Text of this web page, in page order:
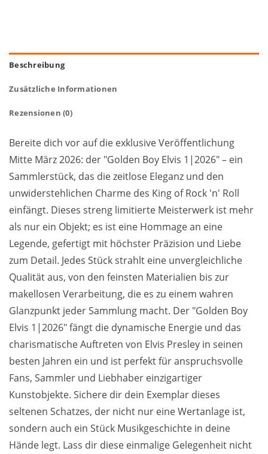
Beschreibung
Zusätzliche Informationen
Rezensionen (0)
Bereite dich vor auf die exklusive Veröffentlichung
Mitte März 2026: der "Golden Boy Elvis 1|2026" – ein
Sammlerstück, das die zeitlose Eleganz und den
unwiderstehlichen Charme des King of Rock 'n' Roll
einfängt. Dieses streng limitierte Meisterwerk ist mehr
als nur ein Objekt; es ist eine Hommage an eine
Legende, gefertigt mit höchster Präzision und Liebe
zum Detail. Jedes Stück strahlt eine unvergleichliche
Qualität aus, von den feinsten Materialien bis zur
makellosen Verarbeitung, die es zu einem wahren
Glanzpunkt jeder Sammlung macht. Der "Golden Boy
Elvis 1|2026" fängt die dynamische Energie und das
charismatische Auftreten von Elvis Presley in seinen
besten Jahren ein und ist perfekt für anspruchsvolle
Fans, Sammler und Liebhaber einzigartiger
Kunstobjekte. Sichere dir dein Exemplar dieses
seltenen Schatzes, der nicht nur eine Wertanlage ist,
sondern auch ein Stück Musikgeschichte in deine
Hände legt. Lass dir diese einmalige Gelegenheit nicht